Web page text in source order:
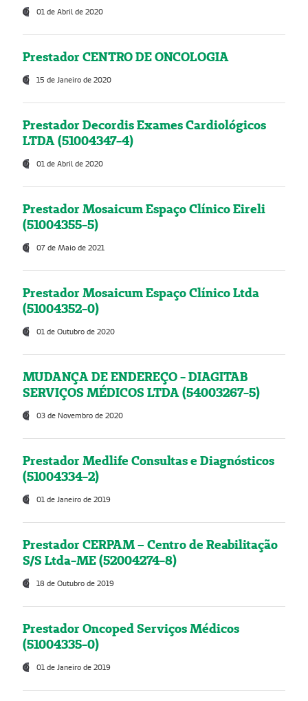
01 de Abril de 2020
Prestador CENTRO DE ONCOLOGIA
15 de Janeiro de 2020
Prestador Decordis Exames Cardiológicos
LTDA (51004347-4)
01 de Abril de 2020
Prestador Mosaicum Espaço Clínico Eireli
(51004355-5)
07 de Maio de 2021
Prestador Mosaicum Espaço Clínico Ltda
(51004352-0)
01 de Outubro de 2020
MUDANÇA DE ENDEREÇO - DIAGITAB
SERVIÇOS MÉDICOS LTDA (54003267-5)
03 de Novembro de 2020
Prestador Medlife Consultas e Diagnósticos
(51004334-2)
01 de Janeiro de 2019
Prestador CERPAM – Centro de Reabilitação
S/S Ltda-ME (52004274-8)
18 de Outubro de 2019
Prestador Oncoped Serviços Médicos
(51004335-0)
01 de Janeiro de 2019